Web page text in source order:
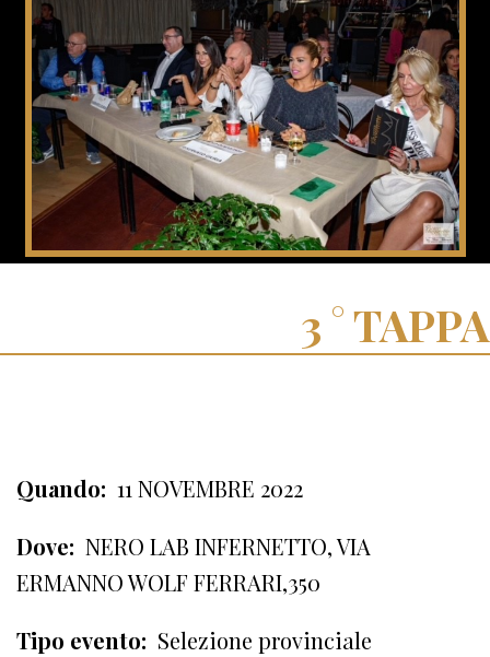
TAPPA
Quando: 11 NOVEMBRE 2022
Dove: NERO LAB INFERNETTO, VIA
ERMANNO WOLF FERRARI,350
Tipo evento: Selezione provinciale